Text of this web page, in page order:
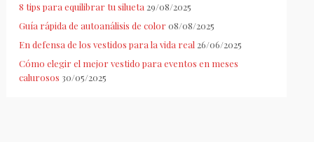
8 tips para equilibrar tu silueta 29/08/2025
Guía rápida de autoanálisis de color 08/08/2025
En defensa de los vestidos para la vida real 26/06/2025
Cómo elegir el mejor vestido para eventos en meses
calurosos 30/05/2025